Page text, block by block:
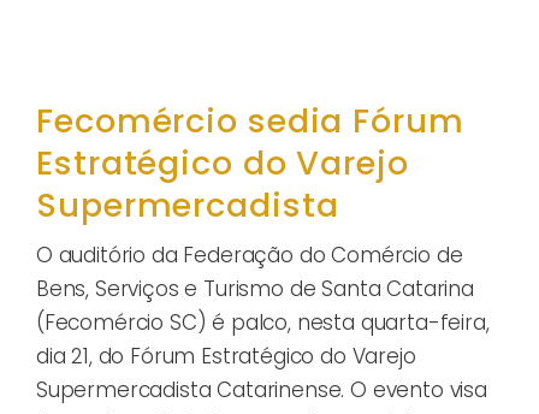
Fecomércio sedia Fórum
Estratégico do Varejo
Supermercadista
O auditório da Federação do Comércio de
Bens, Serviços e Turismo de Santa Catarina
(Fecomércio SC) é palco, nesta quarta-feira,
dia 21, do Fórum Estratégico do Varejo
Supermercadista Catarinense. O evento visa